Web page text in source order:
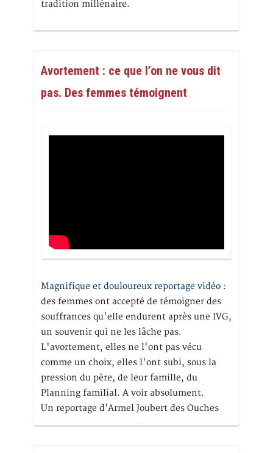
tradition millénaire.
Avortement : ce que l’on ne vous dit
pas. Des femmes témoignent
Magnifique et douloureux reportage vidéo :
des femmes ont accepté de témoigner des
souffrances qu'elle endurent après une IVG,
un souvenir qui ne les lâche pas.
L'avortement, elles ne l'ont pas vécu
comme un choix, elles l'ont subi, sous la
pression du père, de leur famille, du
Planning familial. A voir absolument.
Un reportage d’Armel Joubert des Ouches